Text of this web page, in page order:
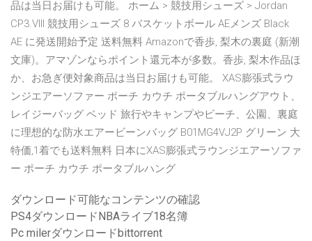
品は当日お届けも可能。 ホーム > 競技用シューズ > Jordan
CP3.VIII 競技用シューズ 8 バスケットボール AEメンズ Black
AE に発送開始予定 送料無料 Amazonで香歩, 梨木の裏庭 (新潮
文庫)。アマゾンならポイント還元本が多数。香歩, 梨木作品ほ
か、お急ぎ便対象商品は当日お届けも可能。 XAS膨張式ラウ
ンジエアーソファー ポーチ カウチ ポータブルハングアウト、
レイジーバッグ ベッド 旅行やキャンプやビーチ、公園、裏庭
に理想的な防水エアービーンバッグ B01MG4VJ2P グリーン 大
特価,1着でも送料無料 日本にXAS膨張式ラウンジエアーソファ
ー ポーチ カウチ ポータブルハング
ダウンロード可能なコンテンツの確認
PS4ダウンロードNBAライブ18名簿
Pc milerダウンロードbittorrent